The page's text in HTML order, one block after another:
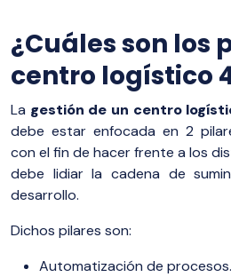
¿Cuáles son los
centro logístico
La gestión de un centro
debe estar enfocada en 2
con el fin de hacer frente a los
debe lidiar la cadena de
desarrollo.
Dichos pilares son:
Automatización de procesos.